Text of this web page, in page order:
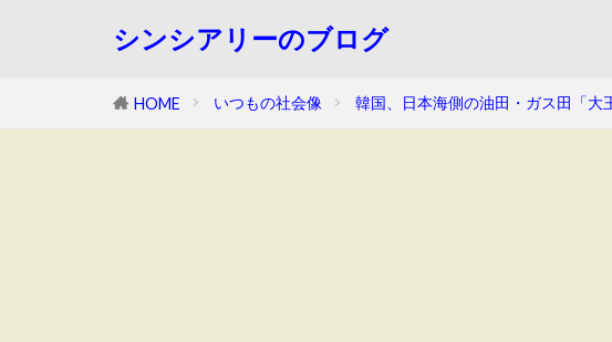
シンシアリーのブログ
HOME いつもの社会像 韓国、日本海側の油田・ガス田「大